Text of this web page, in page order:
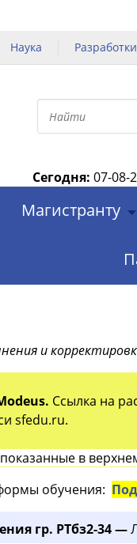
Наука Разработки
Сегодня: 07-08-
Магистранту
и
Ссылка на
sfedu.ru.
в
обучения:
гр. РТбз2-34 —